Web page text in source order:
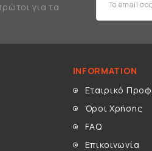
για τα
INFORMATION
Εταιρικό
Όροι Χρήσης
FAQ
Επικοινωνία